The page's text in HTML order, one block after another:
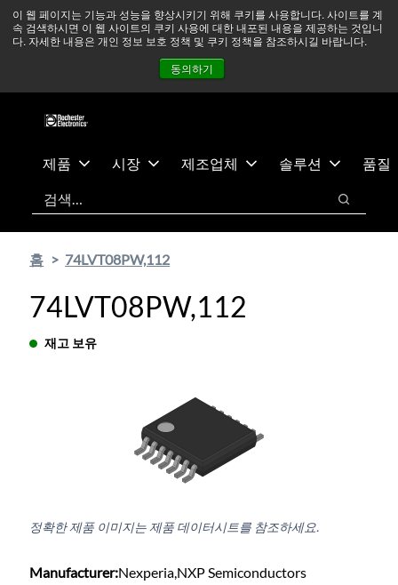
이 웹 페이지는 기능과 성능을 향상시키기 위해 쿠키를 사용합니다. 사이트를 계
속 검색하시면 이 웹 사이트의 쿠키 사용에 대한 내포된 내용을 제공하는 것입니
다. 자세한 내용은 개인 정보 보호 정책 및 쿠키 정책을 참조하시길 바랍니다.
동의하기
츠
건
중동 지역 상황을 지속적으로 주시하고 있으며, 모든 서비스는
정상적으로 운영되고 있습니다. 더 읽어보기 →
뉴스
문의하기
제품 시장 제조업체 솔루션
품질
검색
검색
홈 74LVT08PW,112
74LVT08PW,112
재고 보유
정확한 제품 이미지는 제품 데이터시트를 참조하세요.
Manufacturer:Nexperia,NXP Semiconductors